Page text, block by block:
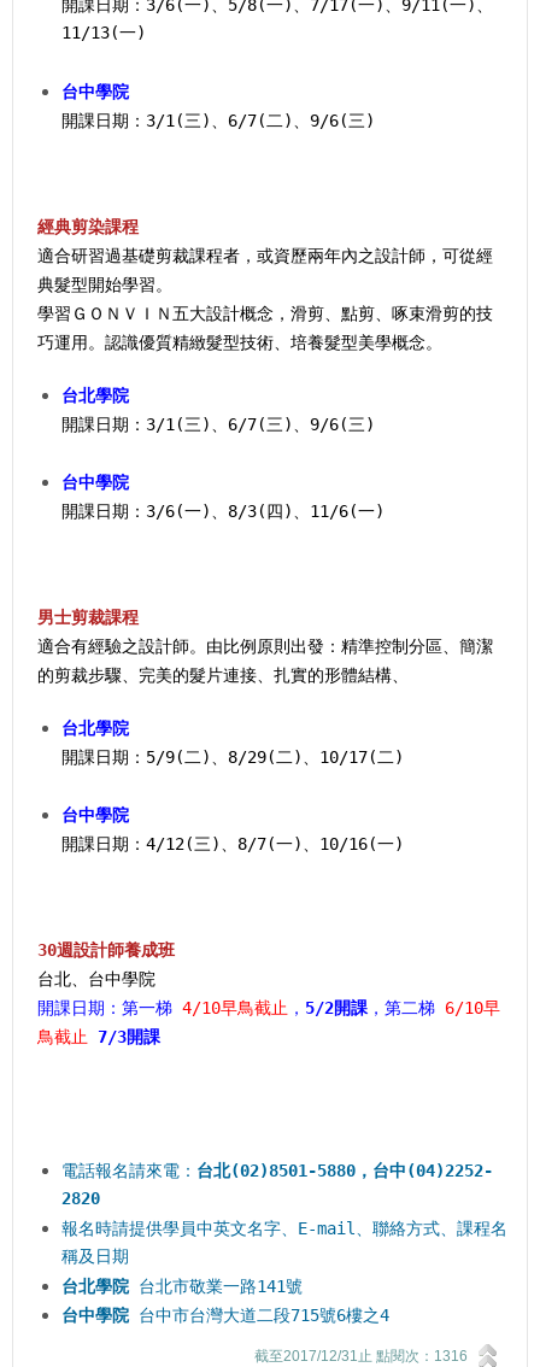
開課日期：3/6(一)、5/8(一)、7/17(一)、9/11(一)、
11/13(一)
台中學院
開課日期：3/1(三)、6/7(二)、9/6(三)
經典剪染課程
適合研習過基礎剪裁課程者，或資歷兩年內之設計師，可從經
典髮型開始學習。
學習ＧＯＮＶＩＮ五大設計概念，滑剪、點剪、啄束滑剪的技
巧運用。認識優質精緻髮型技術、培養髮型美學概念。
台北學院
開課日期：3/1(三)、6/7(三)、9/6(三)
台中學院
開課日期：3/6(一)、8/3(四)、11/6(一)
男士剪裁課程
適合有經驗之設計師。由比例原則出發：精準控制分區、簡潔
的剪裁步驟、完美的髮片連接、扎實的形體結構、
台北學院
開課日期：5/9(二)、8/29(二)、10/17(二)
台中學院
開課日期：4/12(三)、8/7(一)、10/16(一)
30週設計師養成班
台北、台中學院
開課日期：第一梯 4/10早鳥截止 ， 5/2開課 ，第二梯 6/10早
鳥截止 7/3開課
電話報名請來電： 台北(02)8501-5880，台中(04)2252-
2820
報名時請提供學員中英文名字、E-mail、聯絡方式、課程名
稱及日期
台北學院台北市敬業一路141號
台中學院台中市台灣大道二段715號6樓之4
截至2017/12/31止 點閱次：1316